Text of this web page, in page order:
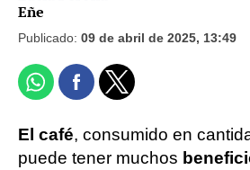
Eñe
Publicado: 09 de abril de 2025, 13:49
El café, consumido en
puede tener muchos